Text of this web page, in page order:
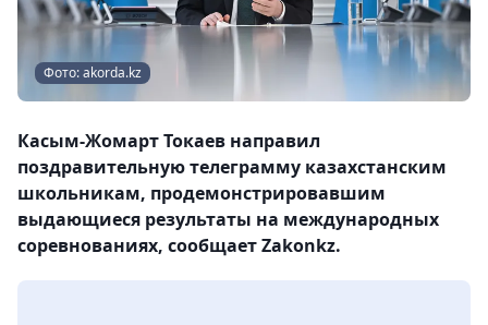
Фото: akorda.kz
Касым-Жомарт Токаев направил
поздравительную телеграмму казахстанским
школьникам, продемонстрировавшим
выдающиеся результаты на международных
соревнованиях, сообщает Zakonkz.